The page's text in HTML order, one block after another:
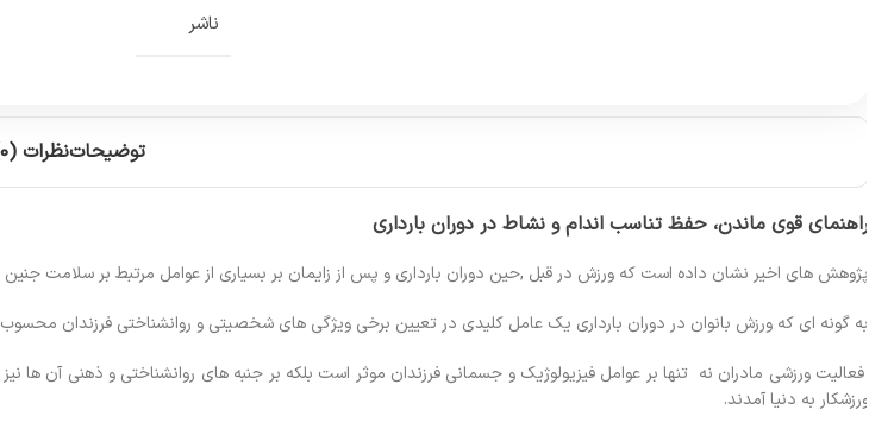
ناشر
توضیحاتنظرات (0)
قوی ماندن، حفظ تناسب اندام و نشاط در دوران بارداری
های اخیر نشان داده است که ورزش در قبل ,حین دوران بارداری و پس از زایمان بر بسیاری از عوامل مرتبط بر سلامت جنین
گونه ای که ورزش بانوان در دوران بارداری یک عامل کلیدی در تعیین برخی ویژگی های شخصیتی و روانشناختی فرزندان
ورزشی مادران نه تنها بر عوامل فیزیولوژیک و جسمانی فرزندان موثر است بلکه بر جنبه های روانشناختی و ذهنی آن ها
به دنیا آمدند.